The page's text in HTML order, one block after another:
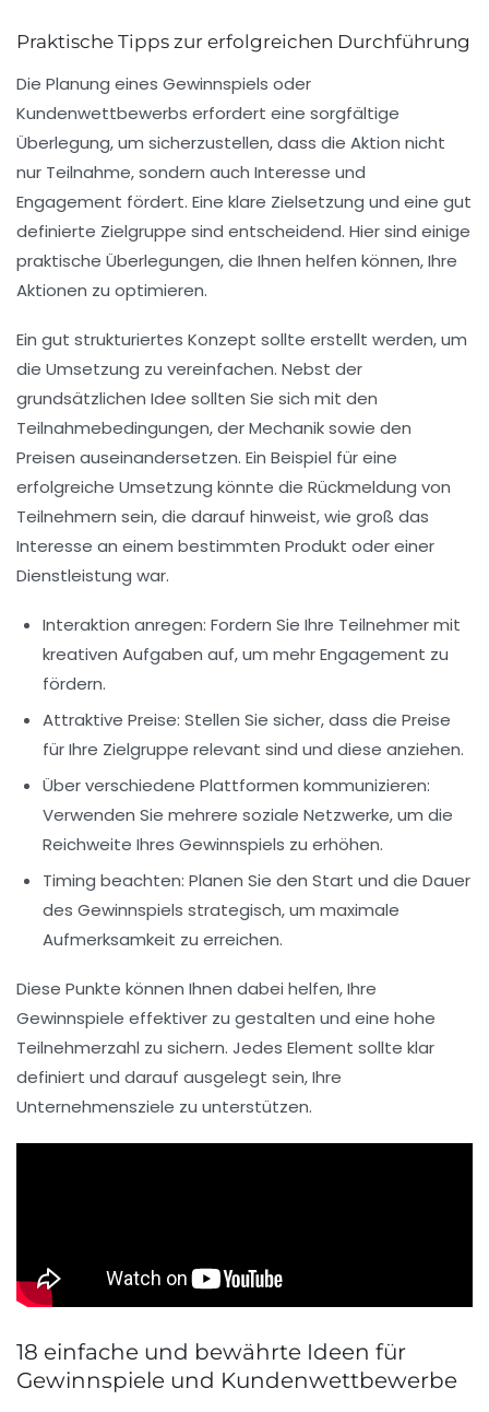
Praktische Tipps zur erfolgreichen Durchführung
Die Planung eines Gewinnspiels oder
Kundenwettbewerbs erfordert eine sorgfältige
Überlegung, um sicherzustellen, dass die Aktion nicht
nur Teilnahme, sondern auch Interesse und
Engagement fördert. Eine klare Zielsetzung und eine gut
definierte Zielgruppe sind entscheidend. Hier sind einige
praktische Überlegungen, die Ihnen helfen können, Ihre
Aktionen zu optimieren.
Ein gut strukturiertes Konzept sollte erstellt werden, um
die Umsetzung zu vereinfachen. Nebst der
grundsätzlichen Idee sollten Sie sich mit den
Teilnahmebedingungen, der Mechanik sowie den
Preisen auseinandersetzen. Ein Beispiel für eine
erfolgreiche Umsetzung könnte die Rückmeldung von
Teilnehmern sein, die darauf hinweist, wie groß das
Interesse an einem bestimmten Produkt oder einer
Dienstleistung war.
Interaktion anregen: Fordern Sie Ihre Teilnehmer mit
kreativen Aufgaben auf, um mehr Engagement zu
fördern.
Attraktive Preise: Stellen Sie sicher, dass die Preise
für Ihre Zielgruppe relevant sind und diese anziehen.
Über verschiedene Plattformen kommunizieren:
Verwenden Sie mehrere soziale Netzwerke, um die
Reichweite Ihres Gewinnspiels zu erhöhen.
Timing beachten: Planen Sie den Start und die Dauer
des Gewinnspiels strategisch, um maximale
Aufmerksamkeit zu erreichen.
Diese Punkte können Ihnen dabei helfen, Ihre
Gewinnspiele effektiver zu gestalten und eine hohe
Teilnehmerzahl zu sichern. Jedes Element sollte klar
definiert und darauf ausgelegt sein, Ihre
Unternehmensziele zu unterstützen.
18 einfache und bewährte Ideen für
Gewinnspiele und Kundenwettbewerbe